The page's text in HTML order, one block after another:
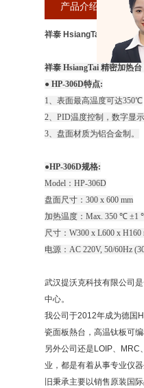
产品介绍 在
祥泰 HsiangTai 精密加热台
祥泰 HsiangTai 精密加热
● HP-306D特点:
1、表面最高温度可达350℃
2、PID温度控制，数字显示
3、盘面材质为铝合金制。
●HP-306D规格:
Model：HP-306D
盘面尺寸：300 x 600 mm
加热温度：Max. 350 ℃ ±1
尺寸：W300 x L600 x H160
电源：AC 220V, 50/60Hz
武汉提沃克科技有限公司
中心。
我公司于2012年成为德国
瓷面板熱台，高温钛板可
另外公司还是LOIP、
业，都是有着从事专业仪
旧秉承主要以销售原装国